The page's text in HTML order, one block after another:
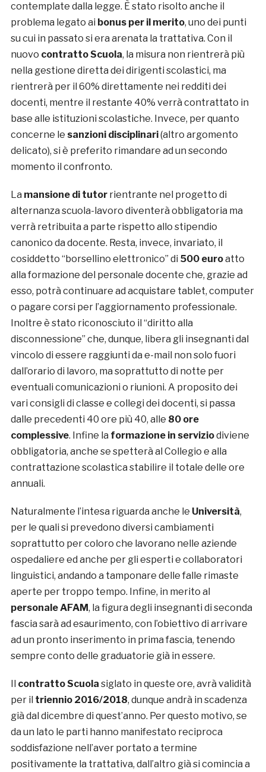
contemplate dalla legge. È stato risolto anche il
problema legato ai bonus per il merito, uno dei punti
su cui in passato si era arenata la trattativa. Con il
nuovo contratto Scuola, la misura non rientrerà più
nella gestione diretta dei dirigenti scolastici, ma
rientrerà per il 60% direttamente nei redditi dei
docenti, mentre il restante 40% verrà contrattato in
base alle istituzioni scolastiche. Invece, per quanto
concerne le sanzioni disciplinari(altro argomento
delicato), si è preferito rimandare ad un secondo
momento il confronto.
La mansione di tutorrientrante nel progetto di
alternanza scuola-lavoro diventerà obbligatoria ma
verrà retribuita a parte rispetto allo stipendio
canonico da docente. Resta, invece, invariato, il
cosiddetto “borsellino elettronico” di 500 euroatto
alla formazione del personale docente che, grazie ad
esso, potrà continuare ad acquistare tablet, computer
o pagare corsi per l’aggiornamento professionale.
Inoltre è stato riconosciuto il “diritto alla
disconnessione” che, dunque, libera gli insegnanti dal
vincolo di essere raggiunti da e-mail non solo fuori
dall’orario di lavoro, ma soprattutto di notte per
eventuali comunicazioni o riunioni. A proposito dei
vari consigli di classe e collegi dei docenti, si passa
dalle precedenti 40 ore più 40, alle 80 ore
complessive. Infine la formazione in serviziodiviene
obbligatoria, anche se spetterà al Collegio e alla
contrattazione scolastica stabilire il totale delle ore
annuali.
Naturalmente l’intesa riguarda anche le Università,
per le quali si prevedono diversi cambiamenti
soprattutto per coloro che lavorano nelle aziende
ospedaliere ed anche per gli esperti e collaboratori
linguistici, andando a tamponare delle falle rimaste
aperte per troppo tempo. Infine, in merito al
personale AFAM, la figura degli insegnanti di seconda
fascia sarà ad esaurimento, con l’obiettivo di arrivare
ad un pronto inserimento in prima fascia, tenendo
sempre conto delle graduatorie già in essere.
contratto Scuola siglato in queste ore, avrà validità
per il triennio 2016/2018, dunque andrà in scadenza
già dal dicembre di quest’anno. Per questo motivo, se
da un lato le parti hanno manifestato reciproca
soddisfazione nell’aver portato a termine
positivamente la trattativa, dall’altro già si comincia a